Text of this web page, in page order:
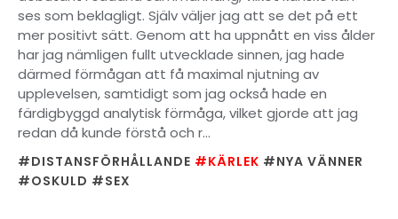
ses som beklagligt. Själv väljer jag att se det på ett
mer positivt sätt. Genom att ha uppnått en viss ålder
har jag nämligen fullt utvecklade sinnen, jag hade
därmed förmågan att få maximal njutning av
upplevelsen, samtidigt som jag också hade en
färdigbyggd analytisk förmåga, vilket gjorde att jag
redan då kunde förstå och r...
#DISTANSFÖRHÅLLANDE #KÄRLEK #NYA VÄNNER
#OSKULD #SEX